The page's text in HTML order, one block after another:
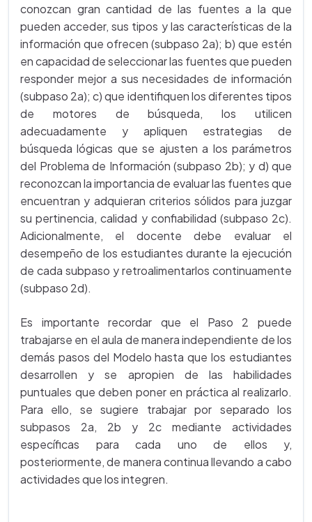
conozcan gran cantidad de las fuentes a la que
pueden acceder, sus tipos y las características de la
información que ofrecen (subpaso 2a); b) que estén
en capacidad de seleccionar las fuentes que pueden
responder mejor a sus necesidades de información
(subpaso 2a); c) que identifiquen los diferentes tipos
de motores de búsqueda, los utilicen
adecuadamente y apliquen estrategias de
búsqueda lógicas que se ajusten a los parámetros
del Problema de Información (subpaso 2b); y d) que
reconozcan la importancia de evaluar las fuentes que
encuentran y adquieran criterios sólidos para juzgar
su pertinencia, calidad y confiabilidad (subpaso 2c).
Adicionalmente, el docente debe evaluar el
desempeño de los estudiantes durante la ejecución
de cada subpaso y retroalimentarlos continuamente
(subpaso 2d).
Es importante recordar que el Paso 2 puede
trabajarse en el aula de manera independiente de los
demás pasos del Modelo hasta que los estudiantes
desarrollen y se apropien de las habilidades
puntuales que deben poner en práctica al realizarlo.
Para ello, se sugiere trabajar por separado los
subpasos 2a, 2b y 2c mediante actividades
específicas para cada uno de ellos y,
posteriormente, de manera continua llevando a cabo
actividades que los integren.